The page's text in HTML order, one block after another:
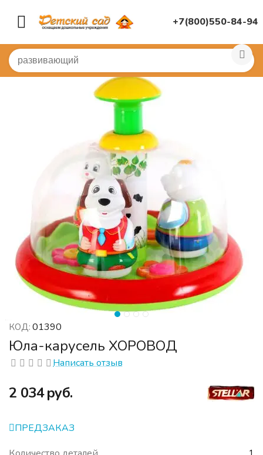
+7(800)550-84-94
Главная / ДИДАКТИЧЕСКИЕ ИГРЫ Развивающие
КОД: 01390
Юла-карусель ХОРОВОД
Написать отзыв
‍2 034‍руб.
ПРЕДЗАКАЗ